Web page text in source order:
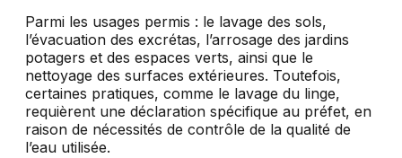
Parmi les usages permis : le lavage des sols,
l’évacuation des excrétas, l’arrosage des jardins
potagers et des espaces verts, ainsi que le
nettoyage des surfaces extérieures. Toutefois,
certaines pratiques, comme le lavage du linge,
requièrent une déclaration spécifique au préfet, en
raison de nécessités de contrôle de la qualité de
l’eau utilisée.